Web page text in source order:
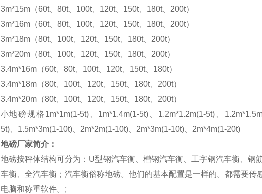
3m*15m（60t、80t、100t、120t、150t、180t、200t）
3m*16m（60t、80t、100t、120t、150t、180t、200t）
3m*18m（80t、100t、120t、150t、180t、200t）
3m*20m（80t、100t、120t、150t、180t、200t）
3.4m*16m（60t、80t、100t、120t、150t、180t）
3.4m*18m（80t、100t、120t、150t、180t、200t）
3.4m*20m（80t、100t、120t、150t、180t、200t）
小地磅规格 1m*1m(1-5t)、1m*1.4m(1-5t)、1.2m*1.2m(1-5t)、
5t)、1.5m*3m(1-10t)、2m*2m(1-10t)、2m*3m(1-10t)、2m*4m(1-20t)
地磅厂家简介：
地磅按秤体结构可分为： U型钢汽车衡、槽钢汽车衡、工字钢汽车衡、钢
车衡、全汽车衡；汽车衡俗称地磅。他们的基本配置是一样的。都需要
电脑和称重软件。 ;